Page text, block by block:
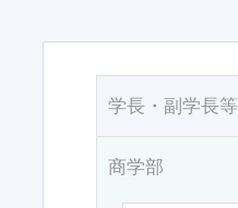
学長・副学長等
商学部